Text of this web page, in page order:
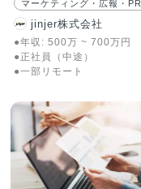
マーケティング・広報・PR
jinjer株式会社
●年収:500万 ~700万 円
●正社員（中途）
●一部リモート